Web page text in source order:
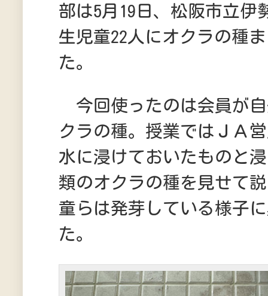
部は5月19日、松阪市立伊
生児童22人にオクラの種
た。
今回使ったのは会員が
クラの種。授業ではＪＡ
水に浸けておいたものと
類のオクラの種を見せて
童らは発芽している様子
た。